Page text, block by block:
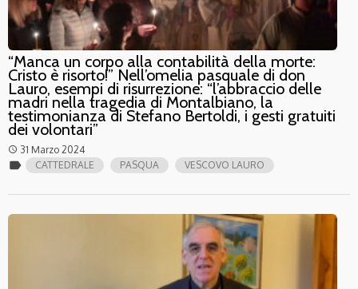
“Manca un corpo alla contabilità della morte:
Cristo è risorto!” Nell’omelia pasquale di don
Lauro, esempi di risurrezione: “l’abbraccio delle
madri nella tragedia di Montalbiano, la
testimonianza di Stefano Bertoldi, i gesti gratuiti
dei volontari”
access_time 31 Marzo 2024
label CATTEDRALE PASQUA VESCOVO LAURO